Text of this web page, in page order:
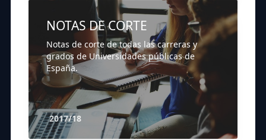
NOTAS DE CORTE
Notas de corte de todas las carreras y
grados de Universidades públicas de
España.
2017/18